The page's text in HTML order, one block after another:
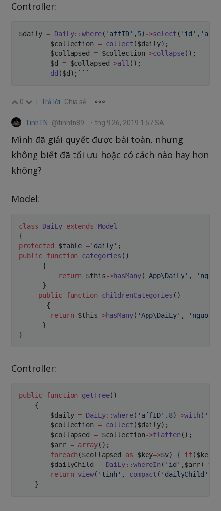
Controller:
$daily = DaiLy::where( 'affID' , 5) ->select ( 'id' ,
$collection = collect ($daily) ;
$collapsed
= $collection->collapse( ) ;
$d
= $collapsed ->all ( ) ;
dd ($d ) ; `` `
0 Trả lời Chia sẻ
TinhTN @tinhtn89 • thg 9 26, 2019 1:57 SA
Mình đã giải quyết được bài toàn, nhưng
không biết đã tối ưu hoặc có cách nào hay hơn
không?
Model:
class DaiLy extends Model
{
protected
$table ='daily' ;
public
function categories ( )
{
return
$this->hasMany( 'App\DaiLy' ,
}
public
function childrenCategories ( )
{
return
$this->hasMany( 'App\DaiLy' ,
}
}
Controller:
public function getTree( )
{
$daily = DaiLy::where( 'affID' , 8) ->with (
$collection = collect ($daily) ;
$collapsed
= $collection->flatten ( ) ;
$arr = array( ) ;
foreach ($collapsed as $key=>$v) { if($key
$dailyChild
= DaiLy::whereIn ( 'id' , $arr) ->
return
view( 'tinh' , compact ( 'dailyChild'
}